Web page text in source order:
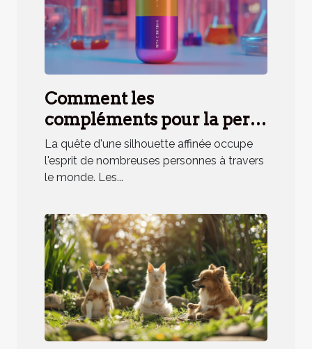
Comment les
compléments pour la perte
de poids agissent :
efficacité et conseils
La quête d'une silhouette affinée occupe
l'esprit de nombreuses personnes à travers
le monde. Les...